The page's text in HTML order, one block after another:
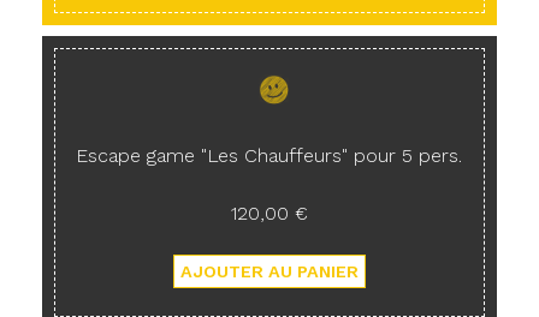
Escape game "Les Chauffeurs" pour 5 pers.
120,00 €